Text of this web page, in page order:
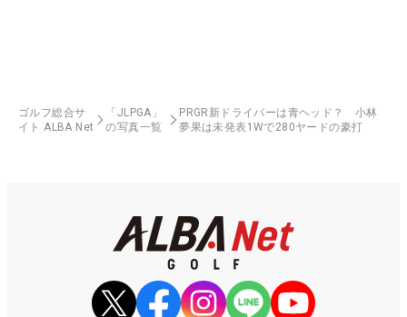
ゴルフ総合サ
イト ALBA Net
「JLPGA」
の写真一覧
PRGR新ドライバーは青ヘッド？ 小林
夢果は未発表1Wで280ヤードの豪打